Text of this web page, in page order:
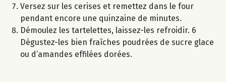
Versez sur les cerises et remettez dans le four
pendant encore une quinzaine de minutes.
Démoulez les tartelettes, laissez-les refroidir. 6
Dégustez-les bien fraîches poudrées de sucre glace
ou d’amandes effilées dorées.